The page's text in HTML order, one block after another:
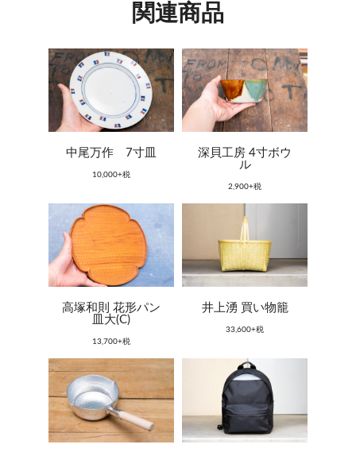
関連商品
中尾万作 7寸皿
10,000+税
深貝工房 4寸ボウ
ル
2,900+税
高塚和則 花形パン
皿大(C)
13,700+税
井上湧 買い物籠
33,600+税